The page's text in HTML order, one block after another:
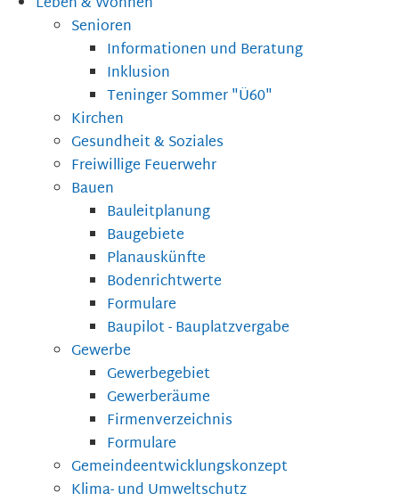
Senioren
Informationen und Beratung
Inklusion
Teninger Sommer "Ü60"
Kirchen
Gesundheit & Soziales
Freiwillige Feuerwehr
Bauen
Bauleitplanung
Baugebiete
Planauskünfte
Bodenrichtwerte
Formulare
Baupilot - Bauplatzvergabe
Gewerbe
Gewerbegebiet
Gewerberäume
Firmenverzeichnis
Formulare
Gemeindeentwicklungskonzept
Klima- und Umweltschutz